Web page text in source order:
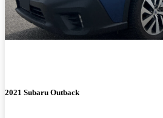
2021 Subaru Outback